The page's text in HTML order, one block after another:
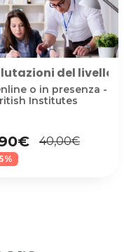
online del livello
o in presenza -
Institutes
40,00€